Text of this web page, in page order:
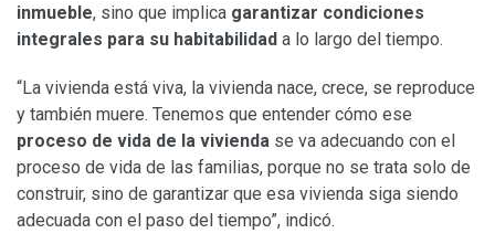
inmueble, sino que implica garantizar condiciones
integrales para su habitabilidad a lo largo del tiempo.
“La vivienda está viva, la vivienda nace, crece, se reproduce
y también muere. Tenemos que entender cómo ese
proceso de vida de la vivienda se va adecuando con el
proceso de vida de las familias, porque no se trata solo de
construir, sino de garantizar que esa vivienda siga siendo
adecuada con el paso del tiempo”, indicó.